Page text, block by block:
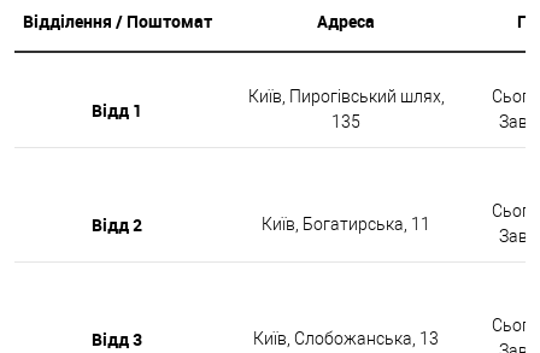
Відділення / Поштомат Адреса
Відд 1
Київ, Пирогівський шлях,
135
Відд 2 Київ, Богатирська, 11
Відд 3 Київ, Слобожанська, 13